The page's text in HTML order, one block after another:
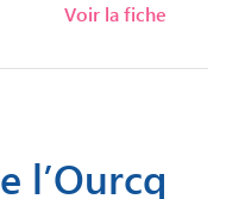
Voir la fiche
l’Ourcq